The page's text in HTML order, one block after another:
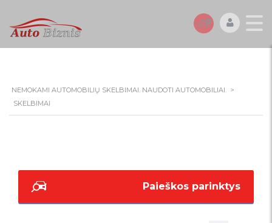
NEMOKAMI AUTOMOBILIŲ SKELBIMAI. NAUDOTI AUTOMOBILIAI. >
SKELBIMAI
Paieškos parinktys